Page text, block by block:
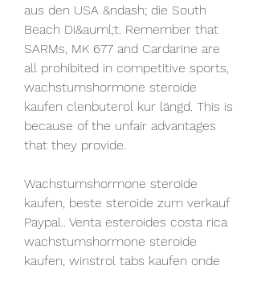
aus den USA &ndash; die South
Beach Di&auml;t. Remember that
SARMs, MK 677 and Cardarine are
all prohibited in competitive sports,
wachstumshormone steroide
kaufen clenbuterol kur längd. This is
because of the unfair advantages
that they provide.
Wachstumshormone steroide
kaufen, beste steroide zum verkauf
Paypal.. Venta esteroides costa rica
wachstumshormone steroide
kaufen, winstrol tabs kaufen onde